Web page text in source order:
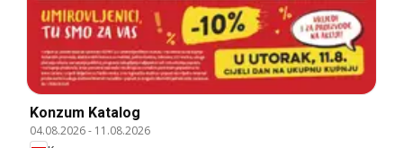
Konzum Katalog
04.08.2026- 11.08.2026